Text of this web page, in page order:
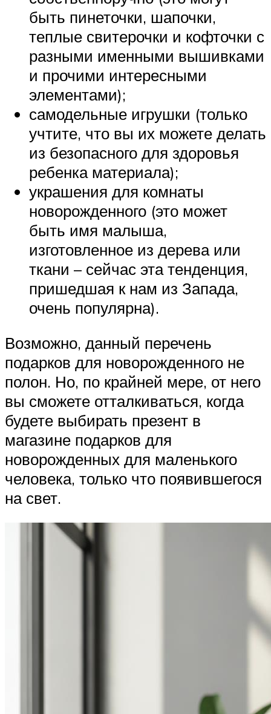
быть пинеточки, шапочки,
теплые свитерочки и кофточки с
разными именными вышивками
и прочими интересными
элементами);
самодельные игрушки (только
учтите, что вы их можете делать
из безопасного для здоровья
ребенка материала);
украшения для комнаты
новорожденного (это может
быть имя малыша,
изготовленное из дерева или
ткани – сейчас эта тенденция,
пришедшая к нам из Запада,
очень популярна).
Возможно, данный перечень
подарков для новорожденного не
полон. Но, по крайней мере, от него
вы сможете отталкиваться, когда
будете выбирать презент в
магазине подарков для
новорожденных для маленького
человека, только что появившегося
на свет.